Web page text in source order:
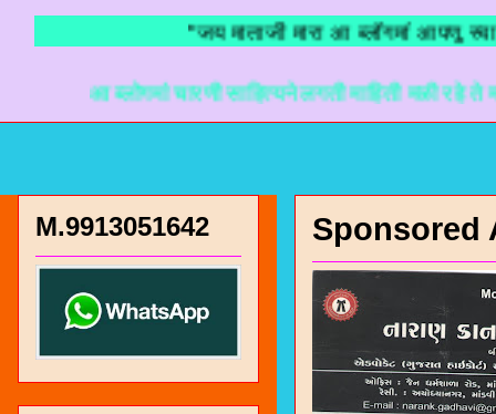
"जय माताजी मारा आ ब्लॉगमां आपणु
आ ब्लोगमां चारणी साहित्यने लगती माहिती मळी रहे ते माटे
Sponsored
M.9913051642